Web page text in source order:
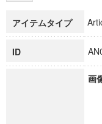
博士課程教育リ
アイテムタイプ
ID
画